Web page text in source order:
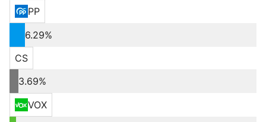
PP
6.29%
CS
3.69%
VOX